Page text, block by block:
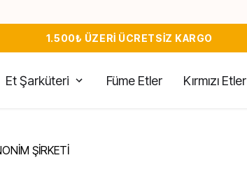
1.500₺ ÜZERİ ÜCRETSİZ KARGO
Et Şarküteri Füme Etler Kırmızı Etler
ŞİRKETİ